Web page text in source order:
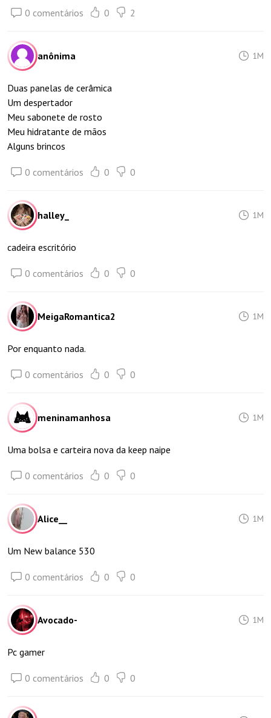
0 comentários 0 2
anônima 1M
Duas panelas de cerâmica
Um despertador
Meu sabonete de rosto
Meu hidratante de mãos
Alguns brincos
0 comentários 0 0
halley_ 1M
cadeira escritório
0 comentários 0 0
MeigaRomantica2 1M
Por enquanto nada.
0 comentários 0 0
meninamanhosa 1M
Uma bolsa e carteira nova da keep naipe
0 comentários 0 0
Alice__ 1M
Um New balance 530
0 comentários 0 0
Avocado- 1M
Pc gamer
0 comentários 0 0